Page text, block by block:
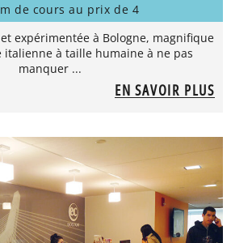
de cours au prix de 4
expérimentée à Bologne, magnifique
à taille humaine à ne pas
manquer ...
EN SAVOIR PLUS